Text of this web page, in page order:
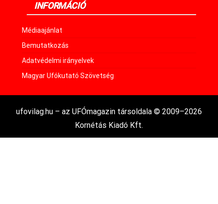
INFORMÁCIÓ
Médiaajánlat
Bemutatkozás
Adatvédelmi irányelvek
Magyar Ufókutató Szövetség
ufovilag.hu – az UFÓmagazin társoldala © 2009–2026
Kornétás Kiadó Kft.